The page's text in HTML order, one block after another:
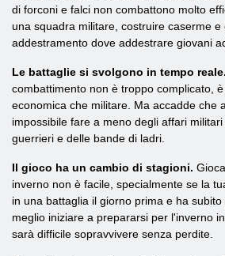
di forconi e falci non combattono molto
una squadra militare, costruire caserme e
addestramento dove addestrare giovani
Le battaglie si svolgono in tempo reale.
combattimento non è troppo complicato,
economica che militare. Ma accadde che
impossibile fare a meno degli affari
guerrieri e delle bande di ladri.
Il gioco ha un cambio di stagioni.
inverno non è facile, specialmente se la
in una battaglia il giorno prima e ha
meglio iniziare a prepararsi per l'inverno
sarà difficile sopravvivere senza perdite.